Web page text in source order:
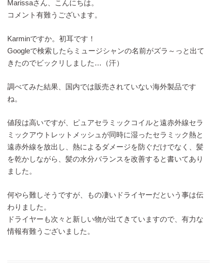
Marissaさん、こんにちは。
コメント有難うございます。
Karminですか。初耳です！
Googleで検索したらミュージシャンの名前がズラ～っと出て
きたのでビックリしました…（汗）
調べてみた結果、国内では販売されていない海外製品です
ね。
値段は高いですが、ピュアセラミックコイルと遠赤外線セラ
ミックアウトレットメッシュが同時に湿ったセラミック熱と
遠赤外線を放出し、熱によるダメージを防ぐだけでなく、髪
を乾かしながら、髪の水分バランスを改善すると書いてあり
ました。
何やら難しそうですが、もの凄いドライヤーだという事は伝
わりました。
ドライヤーも次々と新しい物が出てきていますので、有力な
情報有難うございました。